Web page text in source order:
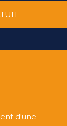
d'une